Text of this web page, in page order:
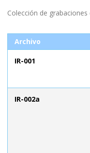
Colección de
Archivo
IR-001
IR-002a